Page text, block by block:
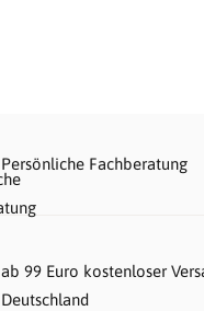
Persönliche Fachberatung
ab 99 Euro kostenloser
Deutschland